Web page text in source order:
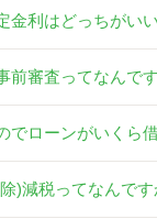
金利はどっちがい
前審査ってなんで
でローンがいくら
)減税ってなんです